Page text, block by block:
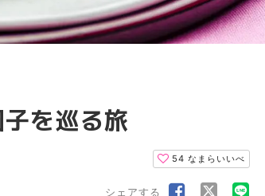
を巡る旅
54 なまらいいべ
シェアする